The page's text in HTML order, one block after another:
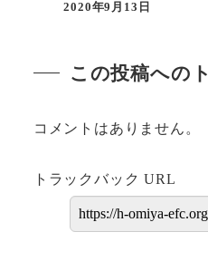
2020年9月13日
この投稿への
コメントはありません。
トラックバック URL